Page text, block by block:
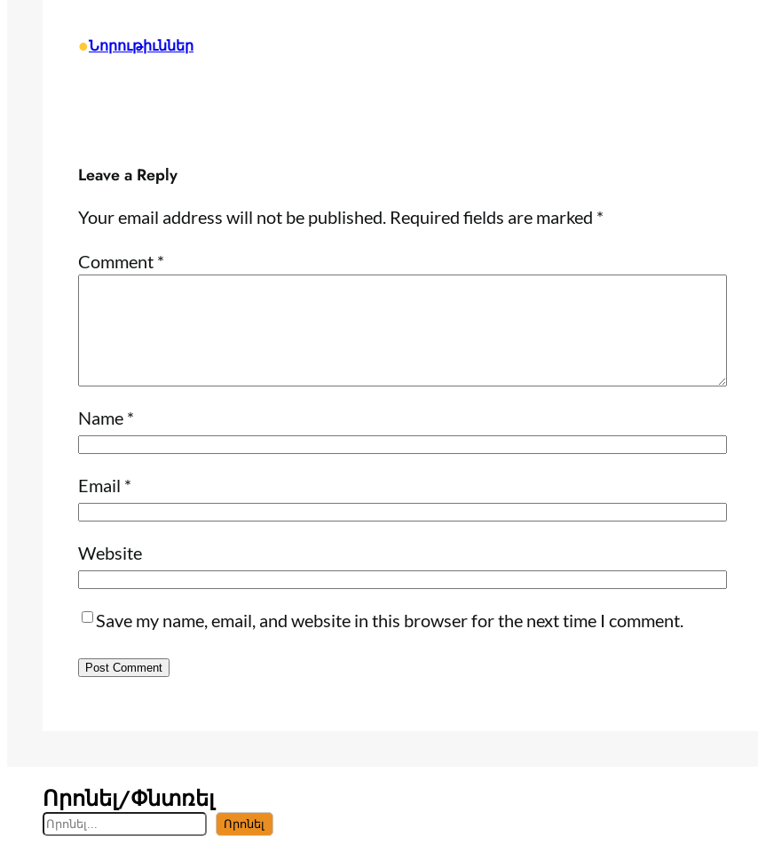
•Նորութիւններ
Leave a Reply
Your email address will not be published. Required fields are marked *
Comment *
Name *
Email *
Website
Save my name, email, and website in this browser for the next time I comment.
Որոնել/Փնտռել
S
Որոնել